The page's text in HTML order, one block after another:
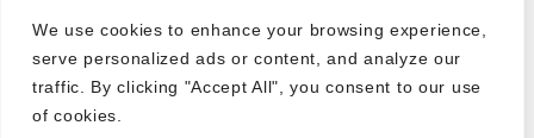
We use cookies to enhance your browsing experience,
serve personalized ads or content, and analyze our
traffic. By clicking "Accept All", you consent to our use
of cookies.